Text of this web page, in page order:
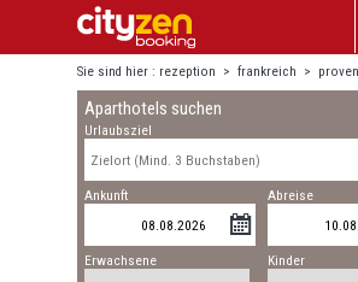
Sie sind hier : rezeption > frankreich >
d'azur>sainte-maxime
Aparthotels suchen
Urlaubsziel
Ankunft Abreise
Erwachsene Kinder